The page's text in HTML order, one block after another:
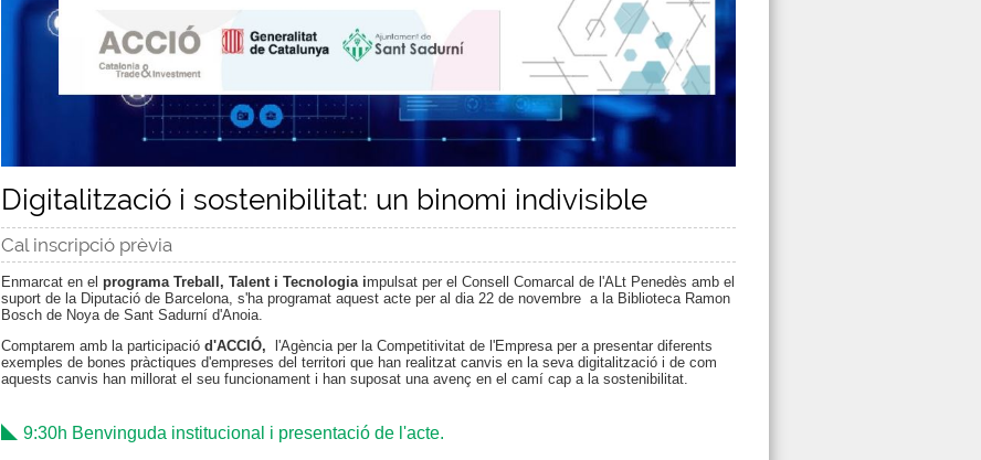
Digitalització i sostenibilitat: un binomi indivisible
Cal inscripció prèvia
Enmarcat en el programa Treball, Talent i Tecnologia impulsat per el Consell Comarcal de l'ALt Penedès amb el
suport de la Diputació de Barcelona, s'ha programat aquest acte per al dia 22 de novembre a la Biblioteca Ramon
Bosch de Noya de Sant Sadurní d'Anoia.
Comptarem amb la participació d'ACCIÓ, l'Agència per la Competitivitat de l'Empresa per a presentar diferents
exemples de bones pràctiques d'empreses del territori que han realitzat canvis en la seva digitalització i de com
aquests canvis han millorat el seu funcionament i han suposat una avenç en el camí cap a la sostenibilitat.
9:30h Benvinguda institucional i presentació de l'acte.